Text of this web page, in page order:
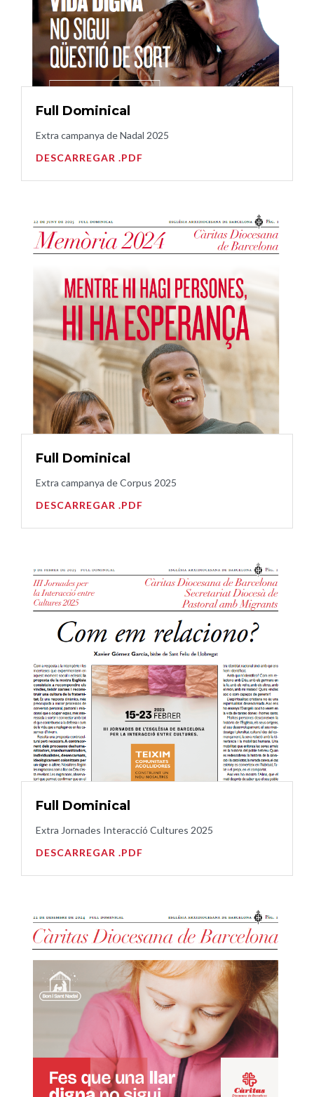
Full Dominical
Extra campanya de Nadal 2025
DESCARREGAR .PDF
Full Dominical
Extra campanya de Corpus 2025
DESCARREGAR .PDF
Full Dominical
Extra Jornades Interacció Cultures 2025
DESCARREGAR .PDF